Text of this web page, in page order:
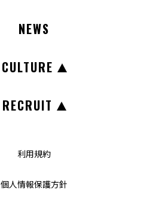
NEWS
CULTURE
RECRUIT
利用規約
個人情報保護方針